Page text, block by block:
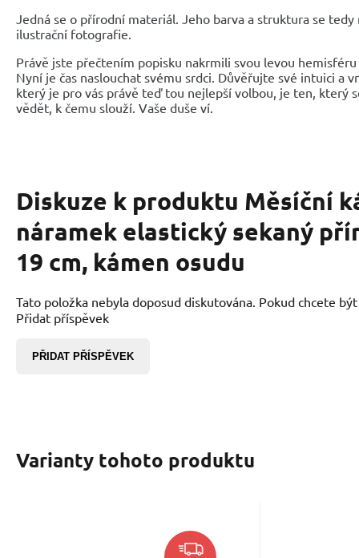
Jedná se o přírodní materiál. Jeho barva a struktura se
ilustrační fotografie.
Právě jste přečtením popisku nakrmili svou levou
Nyní je čas naslouchat svému srdci. Důvěřujte své intuici a
který je pro vás právě teď tou nejlepší volbou, je ten, který
vědět, k čemu slouží. Vaše duše ví.
Diskuze k produktu Měsíční
náramek elastický sekaný
19 cm, kámen osudu
Tato položka nebyla doposud diskutována. Pokud chcete
Přidat příspěvek
PŘIDAT PŘÍSPĚVEK
Varianty tohoto produktu
2203225
Kč